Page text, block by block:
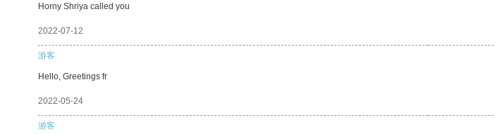
Horny Shriya called you
2022-07-12
游客
Hello, Greetings fr
2022-05-24
游客